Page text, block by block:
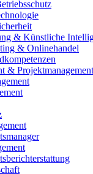
& Künstliche
& Onlinehandel
& Projektmanagement